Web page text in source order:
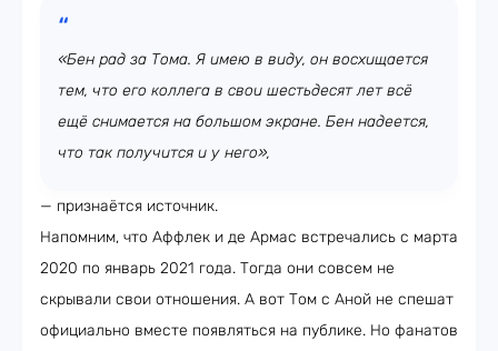
«Бен рад за Тома. Я имею в виду, он восхищается
тем, что его коллега в свои шестьдесят лет всё
ещё снимается на большом экране. Бен надеется,
что так получится и у него»,
— признаётся источник.
Напомним, что Аффлек и де Армас встречались с марта
2020 по январь 2021 года. Тогда они совсем не
скрывали свои отношения. А вот Том с Аной не спешат
официально вместе появляться на публике. Но фанатов